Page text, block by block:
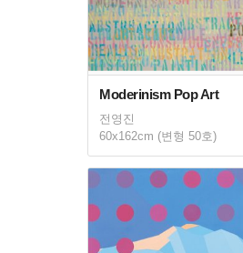
Moderinism Pop Art
전영진
60x162cm (변형 50호)